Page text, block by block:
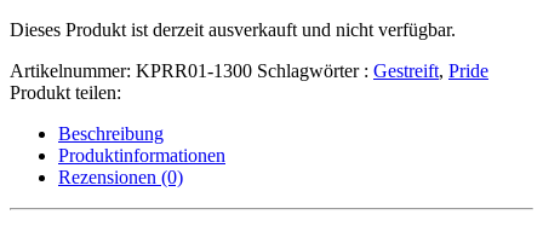
Dieses Produkt ist derzeit ausverkauft und nicht verfügbar.
Artikelnummer: KPRR01-1300 Schlagwörter : Gestreift, Pride
Produkt teilen:
Beschreibung
Produktinformationen
Rezensionen (0)